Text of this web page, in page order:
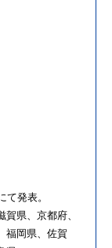
て発表。
賀県、京都府、
福岡県、佐賀